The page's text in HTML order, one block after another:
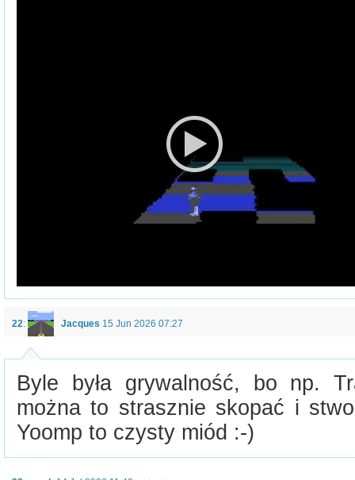
22: Jacques 15 Jun 2026 07:27
Byle była grywalność, bo np.
można to strasznie skopać i
Yoomp to czysty miód :-)